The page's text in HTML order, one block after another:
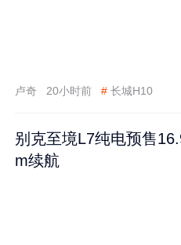
卢奇 20小时前 # 长城H10
别克至境L7纯电预售
m续航